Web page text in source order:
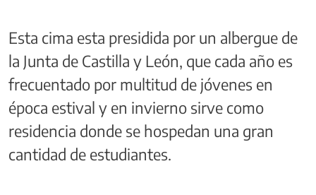
Esta cima esta presidida por un albergue de
la Junta de Castilla y León, que cada año es
frecuentado por multitud de jóvenes en
época estival y en invierno sirve como
residencia donde se hospedan una gran
cantidad de estudiantes.